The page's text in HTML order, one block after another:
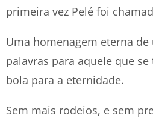
primeira vez Pelé foi
Uma homenagem eterna de
palavras para aquele que
bola para a eternidade.
Sem mais rodeios, e sem